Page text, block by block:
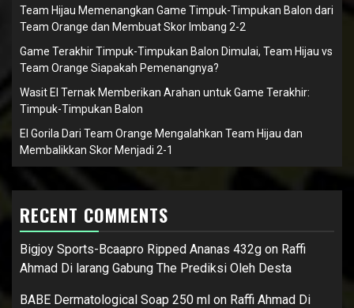
Team Hijau Memenangkan Game Timpuk-Timpukan Balon dari
Team Orange dan Membuat Skor Imbang 2-2
Game Terakhir Timpuk-Timpukan Balon Dimulai, Team Hijau vs
Team Orange Siapakah Pemenangnya?
Wasit El Ternak Memberikan Arahan untuk Game Terakhir:
Timpuk-Timpukan Balon
El Gorila Dari Team Orange Mengalahkan Team Hijau dan
Membalikkan Skor Menjadi 2-1
RECENT COMMENTS
Bigjoy Sports-Bcaapro Ripped Ananas 432g on Raffi
Ahmad Di larang Gabung The Prediksi Oleh Desta
BABE Dermatological Soap 250 ml on Raffi Ahmad Di